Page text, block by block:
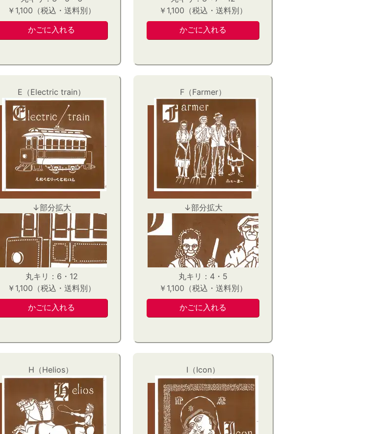
￥1,100（税込・送料別）
￥1,100（税込・送料別）
E（Electric train）
↓部分拡大
丸キリ：6・12
￥1,100（税込・送料別）
F（Farmer）
↓部分拡大
丸キリ：4・5
￥1,100（税込・送料別）
H（Helios） I（Icon）